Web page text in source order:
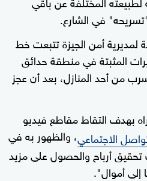
في الشارع.
لمديرية أمن الجيزة تتبعت خط
المثبتة في منطقة حدائق
من أحد المنازل، بعد أن عجز
بهدف التقاط مقاطع فيديو
الاجتماعي، والظهور به في
أرباح والحصول على مزيد
إلى أموال".